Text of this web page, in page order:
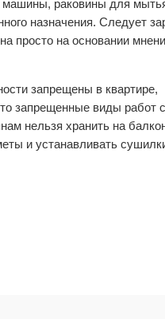
машины, раковины для
назначения. Следует
просто на основании
запрещены в квартире,
запрещенные виды работ
нельзя хранить на
и устанавливать